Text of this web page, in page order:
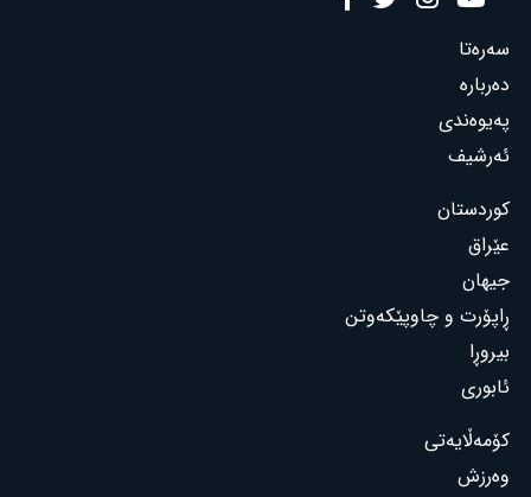
سەرەتا
دەربارە
پەیوەندی
ئەرشیف
کوردستان
عێراق
جیهان
ڕاپۆرت و چاوپێکەوتن
بیروڕا
ئابوری
کۆمەڵایەتی
وەرزش